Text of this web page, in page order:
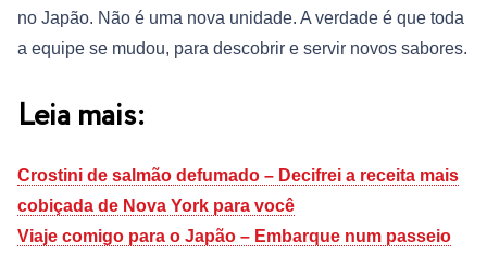
no Japão. Não é uma nova unidade. A verdade é que toda
a equipe se mudou, para descobrir e servir novos sabores.
Leia mais:
Crostini de salmão defumado – Decifrei a receita mais
cobiçada de Nova York para você
Viaje comigo para o Japão – Embarque num passeio